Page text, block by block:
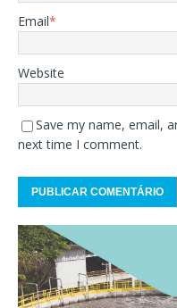
Email*
Website
Save my name, email,
next time I comment.